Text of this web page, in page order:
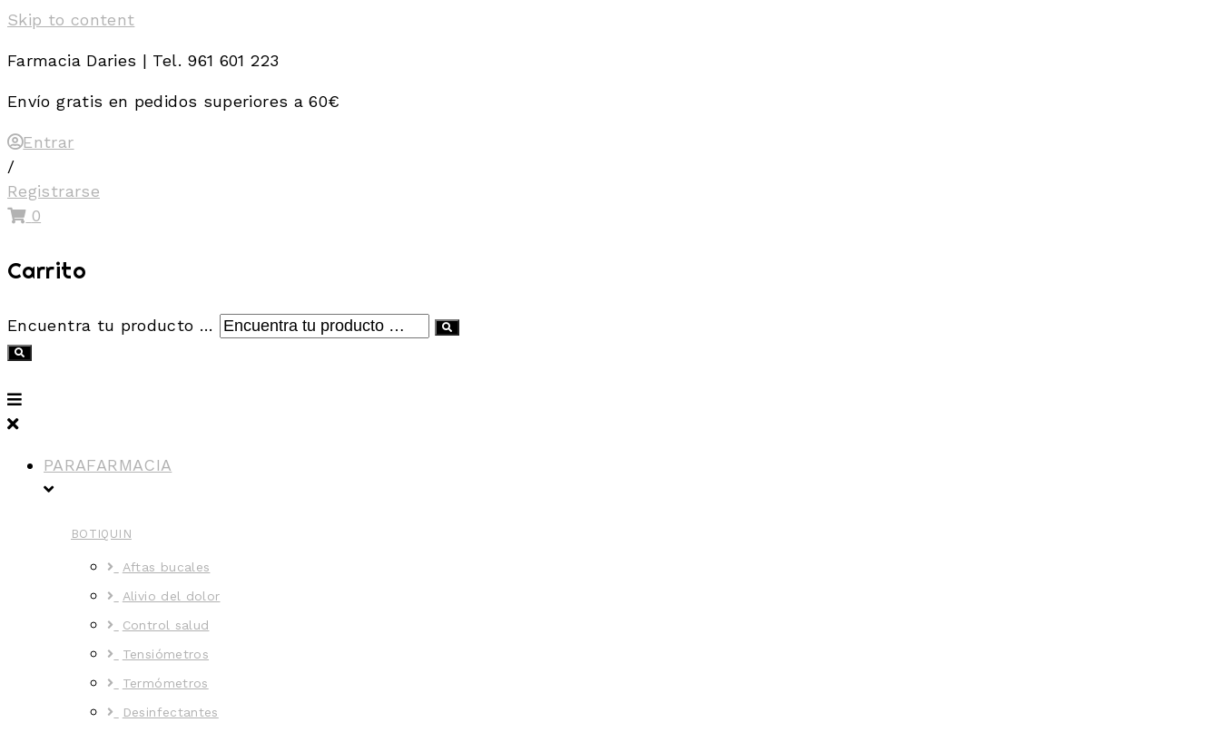
Skip to content
Farmacia Daries | Tel. 961 601 223
Envío gratis en pedidos superiores a 60€
Entrar
/
Registrarse
0
Carrito
Encuentra tu producto …
PARAFARMACIA
BOTIQUIN
Aftas bucales
Alivio del dolor
Control salud
Tensiómetros
Termómetros
Desinfectantes